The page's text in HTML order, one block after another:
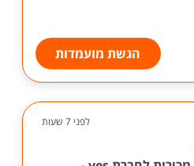
הגשת מועמדות
לפני 7 שעות